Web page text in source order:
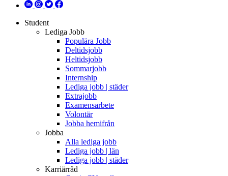
Student
Lediga Jobb
Populära Jobb
Deltidsjobb
Heltidsjobb
Sommarjobb
Internship
Lediga jobb | städer
Extrajobb
Examensarbete
Volontär
Jobba hemifrån
Jobba
Alla lediga jobb
Lediga jobb | län
Lediga jobb | städer
Karriärråd